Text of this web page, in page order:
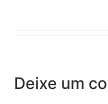
Deixe um